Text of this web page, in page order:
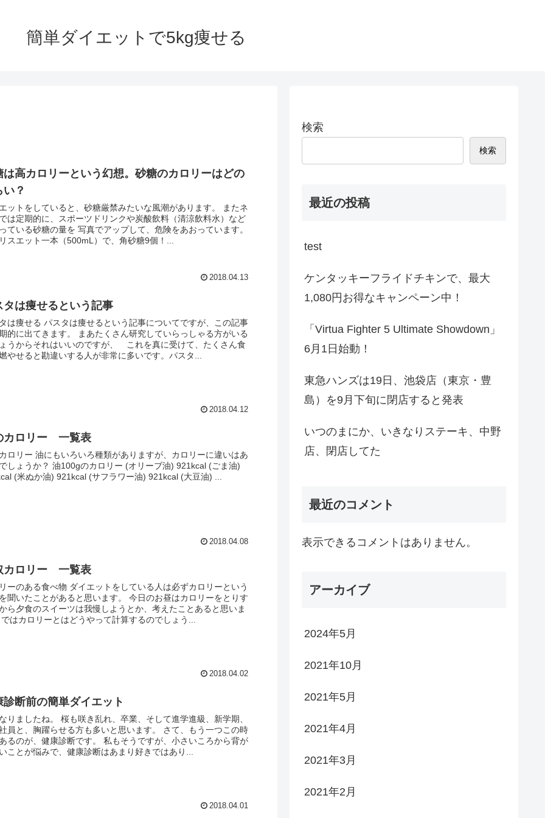
簡単ダイエットで5kg痩せる
は高カロリーという幻想。砂糖のカロリーはどの
い？
ットをしていると、砂糖厳禁みたいな風潮があります。 またネ
は定期的に、スポーツドリンクや炭酸飲料（清涼飲料水）など
ている砂糖の量を 写真でアップして、危険をあおっています。
スエット一本（500mL）で、角砂糖9個！...
2018.04.13
タは痩せるという記事
は痩せる パスタは痩せるという記事についてですが、この記事
的に出てきます。 まあたくさん研究していらっしゃる方がいる
うからそれはいいのですが、 これを真に受けて、たくさん食
やせると勘違いする人が非常に多いです。パスタ...
2018.04.12
カロリー 一覧表
ロリー 油にもいろいろ種類がありますが、カロリーに違いはあ
しょうか？ 油100gのカロリー (オリーブ油) 921kcal (ごま油)
(米ぬか油) 921kcal (サフラワー油) 921kcal (大豆油) ...
2018.04.08
カロリー 一覧表
ーのある食べ物 ダイエットをしている人は必ずカロリーという
聞いたことがあると思います。 今日のお昼はカロリーをとりす
ら夕食のスイーツは我慢しようとか、考えたことあると思いま
はカロリーとはどうやって計算するのでしょう...
2018.04.02
診断前の簡単ダイエット
りましたね。 桜も咲き乱れ、卒業、そして進学進級、新学期、
員と、胸躍らせる方も多いと思います。 さて、もう一つこの時
るのが、健康診断です。 私もそうですが、小さいころから背が
ことが悩みで、健康診断はあまり好きではあり...
2018.04.01
検索
検索
最近の投稿
test
ケンタッキーフライドチキンで、最大
1,080円お得なキャンペーン中！
「Virtua Fighter 5 Ultimate Showdown」
6月1日始動！
東急ハンズは19日、池袋店（東京・豊
島）を9月下旬に閉店すると発表
いつのまにか、いきなりステーキ、中野
店、閉店してた
最近のコメント
表示できるコメントはありません。
アーカイブ
2024年5月
2021年10月
2021年5月
2021年4月
2021年3月
2021年2月